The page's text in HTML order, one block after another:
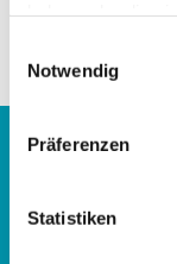
Notwendig
Präferenzen
Statistiken
Evangelisches